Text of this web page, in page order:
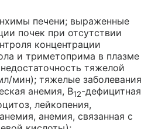
печени; выраженные
почек при отсутствии
концентрации
и триметоприма в плазме
тяжелой
мин); тяжелые заболевания
анемия, В12-дефицитная
лейкопения,
анемия, связанная с